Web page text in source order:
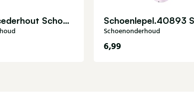
Spanner cederhout Schoenonderhoud
Schoenonderhoud
6,99